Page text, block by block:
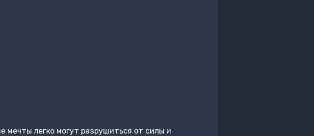
легко могут разрушиться от силы и